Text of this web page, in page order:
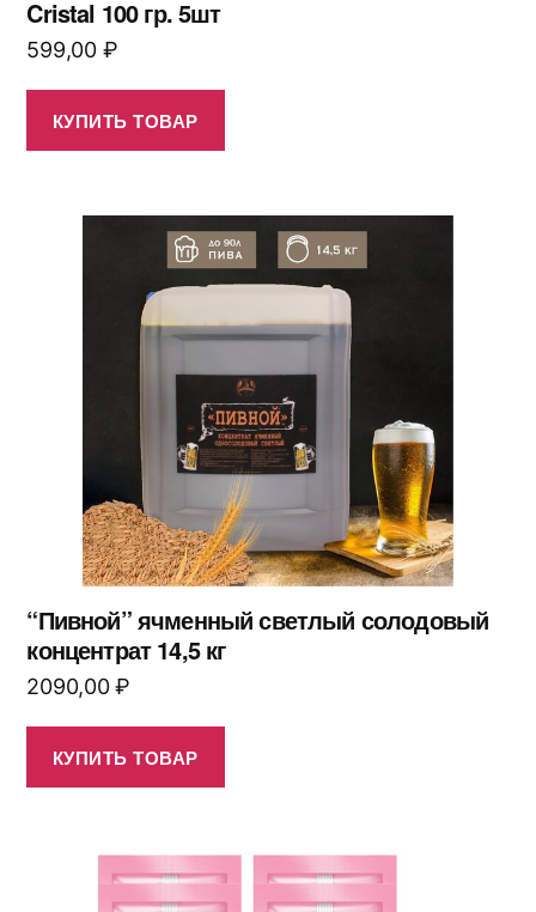
Cristal 100 гр. 5шт
599,00 ₽
КУПИТЬ ТОВАР
“Пивной” ячменный светлый солодовый
концентрат 14,5 кг
2090,00₽
КУПИТЬ ТОВАР